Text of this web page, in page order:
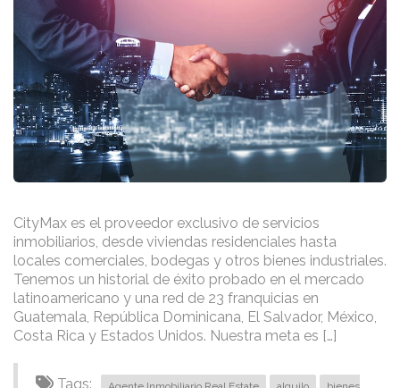
CityMax es el proveedor exclusivo de servicios
inmobiliarios, desde viviendas residenciales hasta
locales comerciales, bodegas y otros bienes industriales.
Tenemos un historial de éxito probado en el mercado
latinoamericano y una red de 23 franquicias en
Guatemala, República Dominicana, El Salvador, México,
Costa Rica y Estados Unidos. Nuestra meta es […]
Tags: